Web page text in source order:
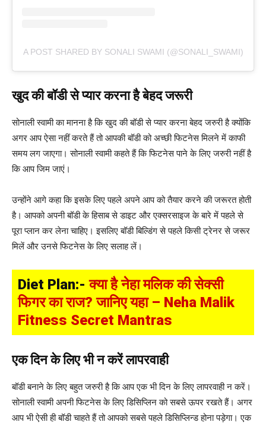
A POST SHARED BY SONALI SWAMI (@SONALI_SWAMI)
​खुद की बॉडी से प्यार करना है बेहद जरूरी
सोनाली स्वामी का मानना है कि खुद की बॉडी से प्यार करना बेहद जरुरी है क्योंकि
अगर आप ऐसा नहीं करते हैं तो आपकी बॉडी को अच्छी फिटनेस मिलने में काफी
समय लग जाएगा। सोनाली स्वामी कहते हैं कि फिटनेस पाने के लिए जरुरी नहीं है
कि आप जिम जाएं।
उन्होंने आगे कहा कि इसके लिए पहले अपने आप को तैयार करने की जरूरत होती
है। आपको अपनी बॉडी के हिसाब से डाइट और एक्सरसाइज के बारे में पहले से
पूरा प्लान कर लेना चाहिए। इसलिए बॉडी बिल्डिंग से पहले किसी ट्रेनर से जरूर
मिलें और उनसे फिटनेस के लिए सलाह लें।
Diet Plan:-क्या है नेहा मलिक की सेक्सी
फिगर का राज? जानिए यहा – Neha Malik
Fitness Secret Mantras
​एक दिन के लिए भी न करें लापरवाही
बॉडी बनाने के लिए बहुत जरुरी है कि आप एक भी दिन के लिए लापरवाही न करें।
सोनाली स्वामी अपनी फिटनेस के लिए डिसिप्लिन को सबसे ऊपर रखते हैं। अगर
आप भी ऐसी ही बॉडी चाहते हैं तो आपको सबसे पहले डिसिप्लिन्ड होना पड़ेगा। एक